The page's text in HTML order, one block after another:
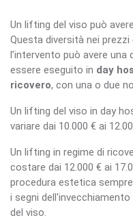
Un lifting del viso può avere
Questa diversità nei
l’intervento può avere una
essere eseguito in day
ricovero, con una o due
Un lifting del viso in day
variare dai 10.000 € ai
Un lifting in regime di
costare dai 12.000 € ai
procedura estetica
i segni
del viso.